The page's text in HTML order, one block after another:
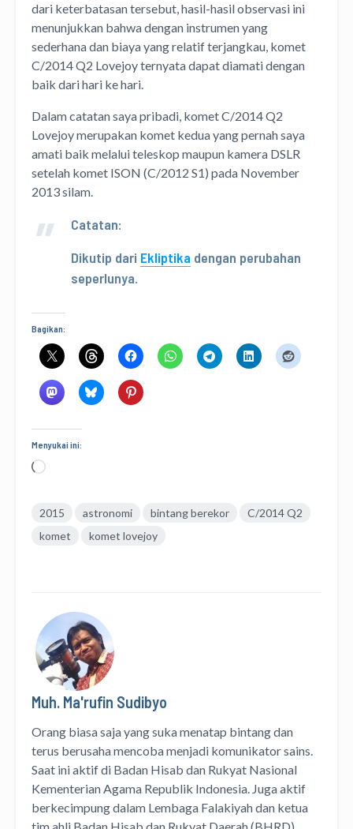
dari keterbatasan tersebut, hasil-hasil observasi ini
menunjukkan bahwa dengan instrumen yang
sederhana dan biaya yang relatif terjangkau, komet
C/2014 Q2 Lovejoy ternyata dapat diamati dengan
baik dari hari ke hari.
Dalam catatan saya pribadi, komet C/2014 Q2
Lovejoy merupakan komet kedua yang pernah saya
amati baik melalui teleskop maupun kamera DSLR
setelah komet ISON (C/2012 S1) pada November
2013 silam.
Catatan:
Dikutip dari Ekliptika dengan perubahan
seperlunya.
Bagikan:
Menyukai ini:
Memuat...
2015 astronomi bintang berekor
C/2014 Q2
komet
komet lovejoy
Muh. Ma'rufin Sudibyo
Orang biasa saja yang suka menatap bintang dan
terus berusaha mencoba menjadi komunikator sains.
Saat ini aktif di Badan Hisab dan Rukyat Nasional
Kementerian Agama Republik Indonesia. Juga aktif
berkecimpung dalam Lembaga Falakiyah dan ketua